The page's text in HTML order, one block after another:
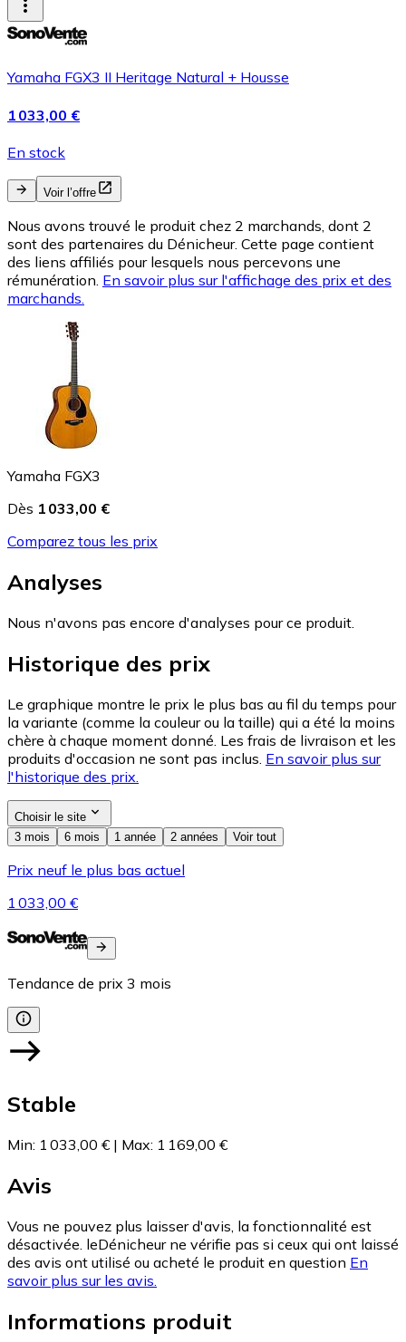
Yamaha FGX3 II Heritage Natural + Housse
1 033,00 €
En stock
Voir l’offre
Nous avons trouvé le produit chez 2 marchands, dont 2
sont des partenaires du Dénicheur. Cette page contient
des liens affiliés pour lesquels nous percevons une
rémunération. En savoir plus sur l'affichage des prix et des
marchands.
Yamaha FGX3
Dès 1 033,00 €
Comparez tous les prix
Analyses
Nous n'avons pas encore d'analyses pour ce produit.
Historique des prix
Le graphique montre le prix le plus bas au fil du temps pour
la variante (comme la couleur ou la taille) qui a été la moins
chère à chaque moment donné. Les frais de livraison et les
produits d'occasion ne sont pas inclus. En savoir plus sur
l'historique des prix.
Choisir le site
3 mois
6 mois 1 année 2 années Voir tout
Prix neuf le plus bas actuel
1 033,00 €
Tendance de prix 3 mois
Stable
Min: 1 033,00 € | Max: 1 169,00 €
Avis
Vous ne pouvez plus laisser d'avis, la fonctionnalité est
désactivée. leDénicheur ne vérifie pas si ceux qui ont laissé
des avis ont utilisé ou acheté le produit en question En
savoir plus sur les avis.
Informations produit